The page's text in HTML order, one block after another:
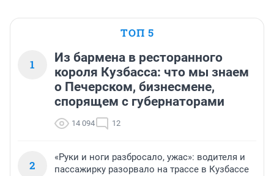
ТОП 5
1
Из бармена в ресторанного
короля Кузбасса: что мы знаем
о Печерском, бизнесмене,
спорящем с губернаторами
14 094 12
2
«Руки и ноги разбросало, ужас»: водителя и
пассажирку разорвало на трассе в Кузбассе